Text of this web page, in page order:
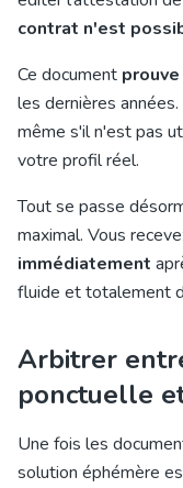
contrat n'est
Ce document
les dernières
même s'il n'est pas
votre profil réel.
Tout se passe
maximal. Vous
immédiatement
fluide et totalement
Arbitrer
ponctuelle
Une fois les
solution éphémère